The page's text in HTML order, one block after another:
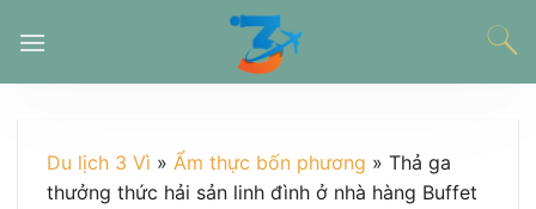
đến
Du lịch 3 Vì » Ẩm thực bốn phương » Thả ga
thưởng thức hải sản linh đình ở nhà hàng Buffet